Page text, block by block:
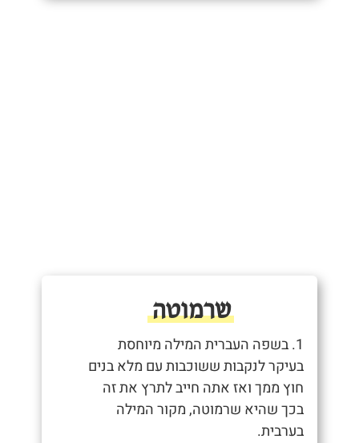
שרמוטה
1. בשפה העברית המילה מיוחסת
בעיקר לנקבות ששוכבות עם מלא בנים
חוץ ממך ואז אתה חייב לתרץ את זה
בכך שהיא שרמוטה, מקור המילה
בערבית.